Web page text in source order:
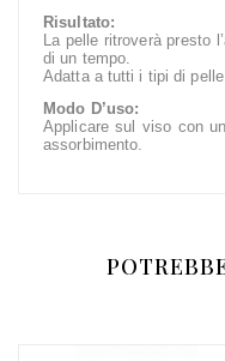
Risultato:
La pelle ritroverà presto
di un tempo.
Adatta a tutti i tipi di pelle.
Modo D’uso:
Applicare sul viso con
assorbimento.